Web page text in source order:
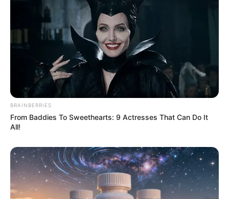
BRAINBERRIES
From Baddies To Sweethearts: 9 Actresses That Can Do It
All!